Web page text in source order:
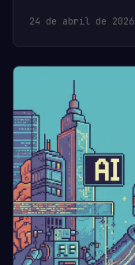
24 de abril de 2026